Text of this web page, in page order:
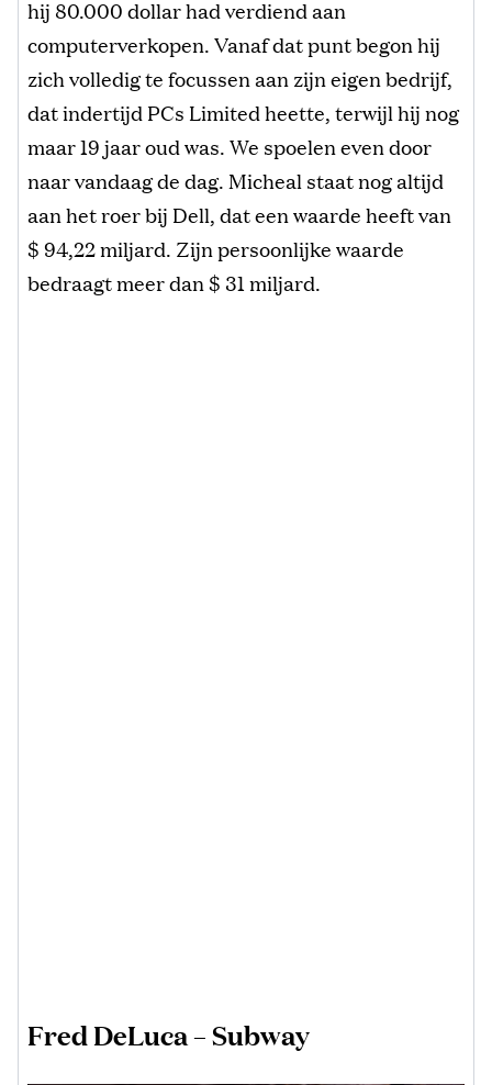
hij 80.000 dollar had verdiend aan
computerverkopen. Vanaf dat punt begon hij
zich volledig te focussen aan zijn eigen bedrijf,
dat indertijd PCs Limited heette, terwijl hij nog
maar 19 jaar oud was. We spoelen even door
naar vandaag de dag. Micheal staat nog altijd
aan het roer bij Dell, dat een waarde heeft van
$ 94,22 miljard. Zijn persoonlijke waarde
bedraagt meer dan $ 31 miljard.
Fred DeLuca – Subway